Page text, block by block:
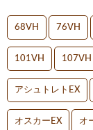
68VH 76VH
101VH 107VH
アシュトレトEX
オスカーEX オ